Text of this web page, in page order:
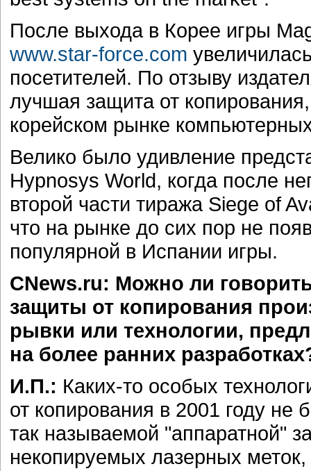
После выхода в Корее игры
www.star-force.com
посетителей. По отзыву
лучшая защита от
корейском рынке
Велико было удивление
Hypnosys World, когда после
второй части тиража Siege of
что на рынке до сих пор не
популярной в Испании игры.
CNews.ru: Можно ли
защиты от копирования
рывки или технологии,
на более ранних
И.П.: Каких-то особых
от копирования в 2001 году не
так называемой "аппаратной"
некопируемых лазерных